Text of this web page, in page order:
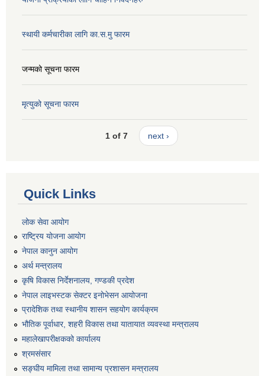
स्थायी कर्मचारीका लागि का.स.मु फारम
जन्मको सूचना फारम
मृत्युको सूचना फारम
1 of 7 next ›
Quick Links
लोक सेवा आयोग
राष्ट्रिय योजना आयोग
नेपाल कानुन आयोग
अर्थ मन्त्रालय
कृषि विकास निर्देशनालय, गण्डकी प्रदेश
नेपाल लाइभस्टक सेक्टर इनोभेसन आयोजना
प्रादेशिक तथा स्थानीय शासन सहयोग कार्यक्रम
भौतिक पूर्वाधार, शहरी विकास तथा यातायात व्यवस्था मन्त्रालय
महालेखापरीक्षकको कार्यालय
श्रमसंसार
सङ्घीय मामिला तथा सामान्य प्रशासन मन्त्रालय